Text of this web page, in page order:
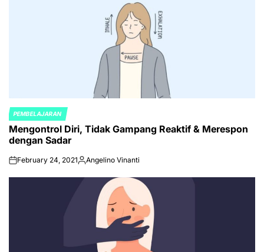
POSTED
IN
PEMBELAJARAN
Mengontrol Diri, Tidak Gampang Reaktif & Merespon
dengan Sadar
onFebruary 24, 2021Posted
Angelino Vinanti